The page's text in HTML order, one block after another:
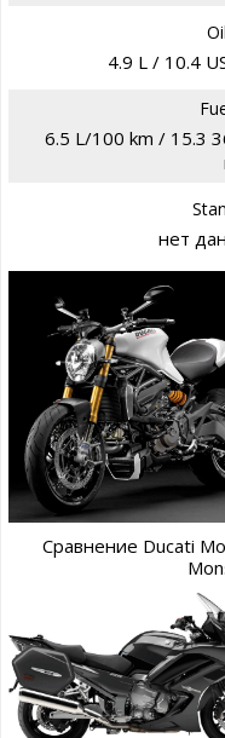
4.9 L / 10.4
6.5 L/100 km / 15.3
нет
Сравнение Ducati